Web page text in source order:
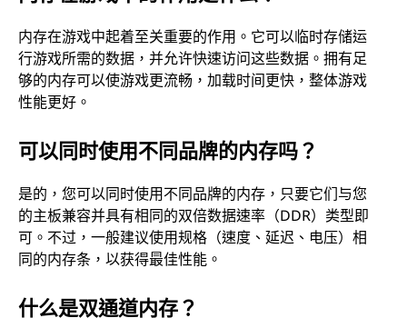
内存在游戏中起着至关重要的作用。它可以临时存储运
行游戏所需的数据，并允许快速访问这些数据。拥有足
够的内存可以使游戏更流畅，加载时间更快，整体游戏
性能更好。
可以同时使用不同品牌的内存吗？
是的，您可以同时使用不同品牌的内存，只要它们与您
的主板兼容并具有相同的双倍数据速率（DDR）类型即
可。不过，一般建议使用规格（速度、延迟、电压）相
同的内存条，以获得最佳性能。
什么是双通道内存？